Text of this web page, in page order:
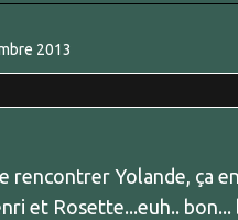
2013
rencontrer Yolande, ça
et Rosette...euh.. bon...